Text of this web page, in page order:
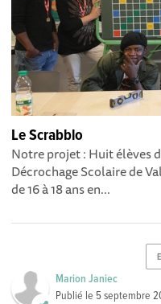
Le Scrabblo
Notre projet : Huit élèves
Décrochage Scolaire de
de 16 à 18 ans en...
Marion Janiec
Publié le 5 septembre